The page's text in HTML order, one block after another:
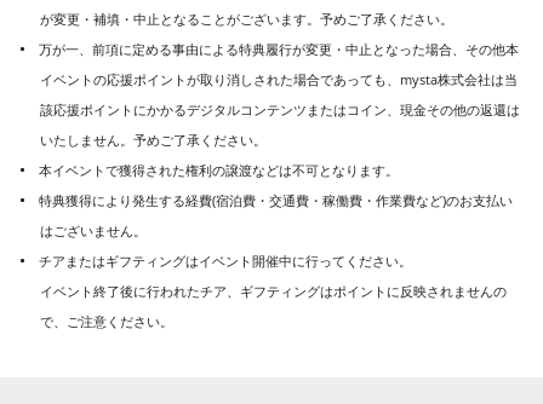
が変更・補填・中止となることがございます。予めご了承ください。
万が一、前項に定める事由による特典履行が変更・中止となった場合、その他本
イベントの応援ポイントが取り消しされた場合であっても、mysta株式会社は当
該応援ポイントにかかるデジタルコンテンツまたはコイン、現金その他の返還は
いたしません。予めご了承ください。
本イベントで獲得された権利の譲渡などは不可となります。
特典獲得により発生する経費(宿泊費・交通費・稼働費・作業費など)のお支払い
はございません。
チアまたはギフティングはイベント開催中に行ってください。
イベント終了後に行われたチア、ギフティングはポイントに反映されませんの
で、ご注意ください。